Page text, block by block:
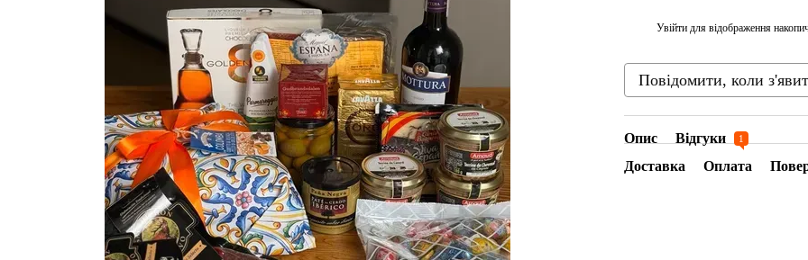
Увійти для відображення
Повідомити, коли
Опис Відгуки 1
Доставка Оплата